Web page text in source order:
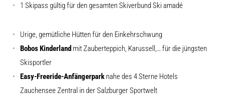
1 Skipass gültig für den gesamten Skiverbund Ski amadé
Urige, gemütliche Hütten für den Einkehrschwung
Bobos Kinderland mit Zauberteppich, Karussell,… für die jüngsten
Skisportler
Easy-Freeride-Anfängerpark nahe des 4 Sterne Hotels
Zauchensee Zentral in der Salzburger Sportwelt